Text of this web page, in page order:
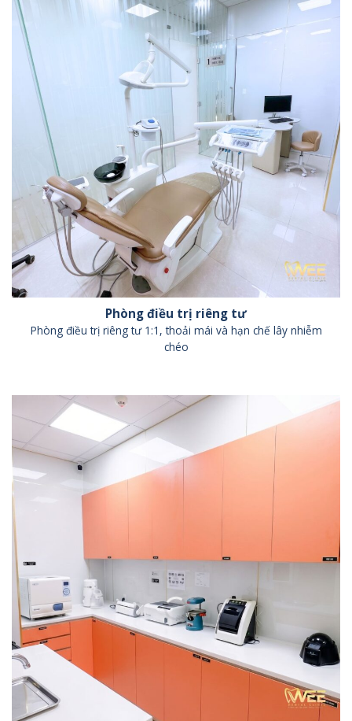
Phòng điều trị riêng tư
Phòng điều trị riêng tư 1:1, thoải mái và hạn chế lây nhiễm
chéo